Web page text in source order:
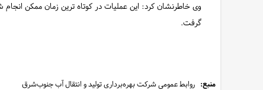
وی خاطرنشان کرد: این عملیات در کوتاه ترین زمان ممکن انجام
گرفت‌.
منبع: روابط عمومی شرکت بهره‌برداری تولید و انتقال آب جنوب‌شرق